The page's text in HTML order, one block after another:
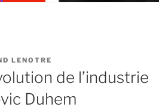
LENOTRE
de l’industrie
Duhem